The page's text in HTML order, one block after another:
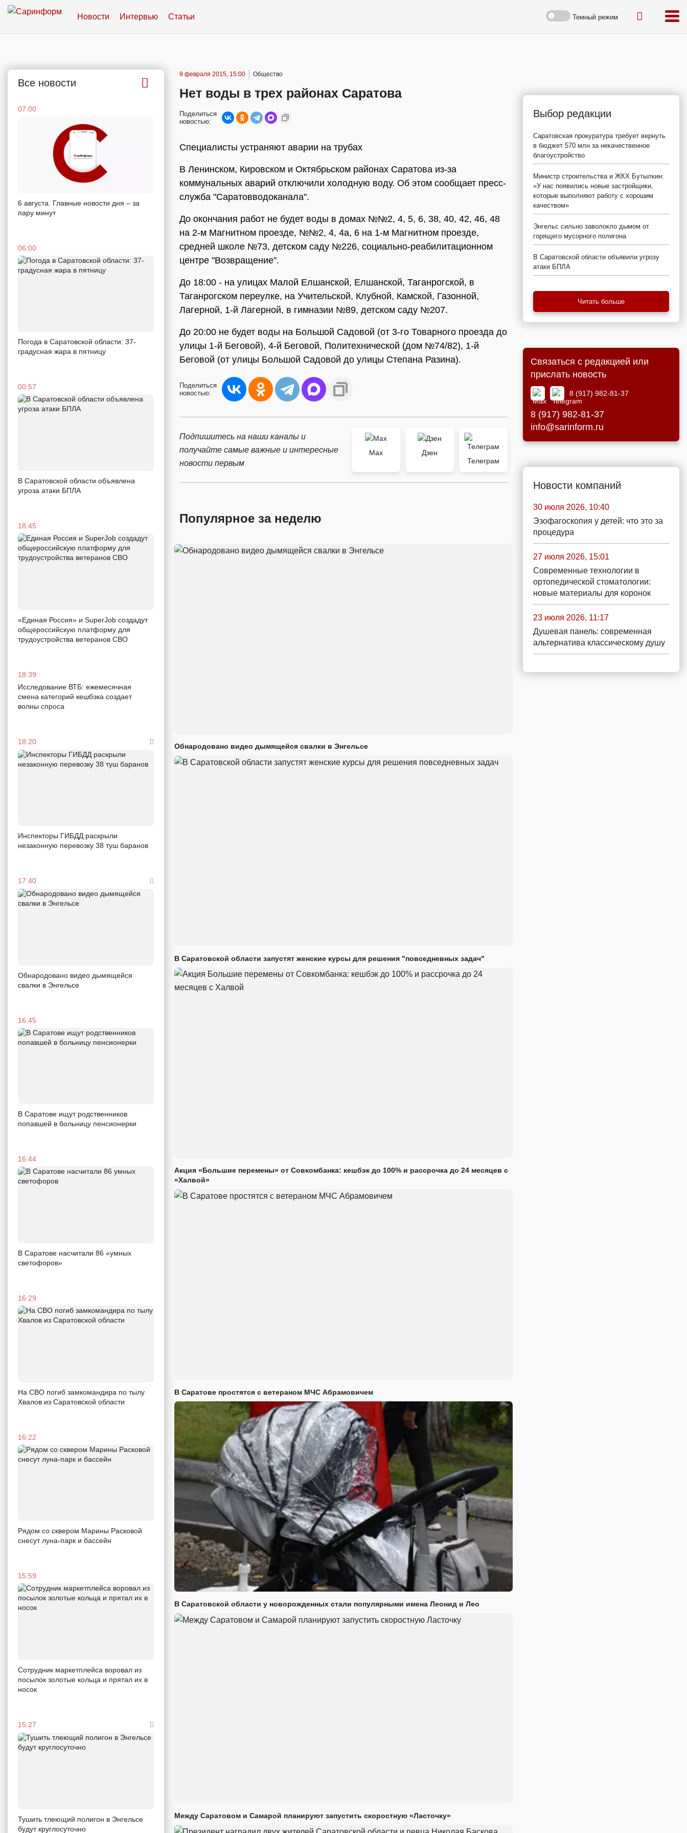
Новости Интервью Статьи Темный режим
Все новости
07:00
6 августа. Главные новости дня – за
пару минут
06:00
Погода в Саратовской области: 37-
градусная жара в пятницу
00:57
В Саратовской области объявлена
угроза атаки БПЛА
18:45
«Единая Россия» и SuperJob создадут
общероссийскую платформу для
трудоустройства ветеранов СВО
18:39
Исследование ВТБ: ежемесячная
смена категорий кешбэка создает
волны спроса
18:20
Инспекторы ГИБДД раскрыли
незаконную перевозку 38 туш баранов
17:40
Обнародовано видео дымящейся
свалки в Энгельсе
16:45
В Саратове ищут родственников
попавшей в больницу пенсионерки
16:44
В Саратове насчитали 86 «умных
светофоров»
16:29
На СВО погиб замкомандира по тылу
Хвалов из Саратовской области
16:22
Рядом со сквером Марины Расковой
снесут луна-парк и бассейн
15:59
Сотрудник маркетплейса воровал из
посылок золотые кольца и прятал их в
носок
15:27
Тушить тлеющий полигон в Энгельсе
будут круглосуточно
9 февраля 2015, 15:00 Общество
Нет воды в трех районах Саратова
Поделиться
новостью:
Специалисты устраняют аварии на трубах
В Ленинском, Кировском и Октябрьском районах Саратова из-за
коммунальных аварий отключили холодную воду. Об этом сообщает пресс-
служба "Саратовводоканала".
До окончания работ не будет воды в домах №№2, 4, 5, 6, 38, 40, 42, 46, 48
на 2-м Магнитном проезде, №№2, 4, 4а, 6 на 1-м Магнитном проезде,
средней школе №73, детском саду №226, социально-реабилитационном
центре "Возвращение".
До 18:00 - на улицах Малой Елшанской, Елшанской, Таганрогской, в
Таганрогском переулке, на Учительской, Клубной, Камской, Газонной,
Лагерной, 1-й Лагерной, в гимназии №89, детском саду №207.
До 20:00 не будет воды на Большой Садовой (от 3-го Товарного проезда до
улицы 1-й Беговой), 4-й Беговой, Политехнической (дом №74/82), 1-й
Беговой (от улицы Большой Садовой до улицы Степана Разина).
Поделиться
новостью:
Подпишитесь на наши каналы и
получайте самые важные и интересные
новости первым
Max
Дзен
Телеграм
Популярное за неделю
Обнародовано видео дымящейся свалки в Энгельсе
В Саратовской области запустят женские курсы для решения "повседневных задач"
Акция «Большие перемены» от Совкомбанка: кешбэк до 100% и рассрочка до 24 месяцев с
«Халвой»
В Саратове простятся с ветераном МЧС Абрамовичем
В Саратовской области у новорожденных стали популярными имена Леонид и Лео
Между Саратовом и Самарой планируют запустить скоростную «Ласточку»
Выбор редакции
Саратовская прокуратура требует вернуть
в бюджет 570 млн за некачественное
благоустройство
Министр строительства и ЖКХ Бутылкин:
«У нас появились новые застройщики,
которые выполняют работу с хорошим
качеством»
Энгельс сильно заволокло дымом от
горящего мусорного полигона
В Саратовской области объявили угрозу
атаки БПЛА
Читать больше
Связаться с редакцией или
прислать новость
8 (917) 982-81-37
8 (917) 982-81-37
info@sarinform.ru
Новости компаний
30 июля 2026, 10:40
Эзофагоскопия у детей: что это за
процедура
27 июля 2026, 15:01
Современные технологии в
ортопедической стоматологии:
новые материалы для коронок
23 июля 2026, 11:17
Душевая панель: современная
альтернатива классическому душу